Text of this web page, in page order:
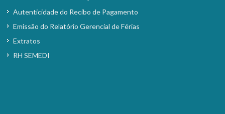
Autenticidade do Recibo de Pagamento
Emissão do Relatório Gerencial de Férias
Extratos
RH SEMEDI